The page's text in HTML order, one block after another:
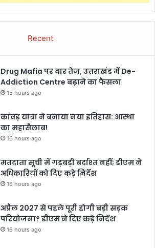
Recent
Drug Mafia पर वार तेज, उत्तराखंड में De-
Addiction Centre बढ़ाने का फैसला
15 hours ago
कांवड़ यात्रा ने बनाया नया इतिहास: आस्था
का महासैलाब!
16 hours ago
मतदाता सूची में गड़बड़ी बर्दाश्त नहीं; डीएम ने
अधिकारियों को दिए कड़े निर्देश
16 hours ago
अप्रैल 2027 से पहले पूरी होगी बड़ी सड़क
परियोजना? डीएम ने दिए कड़े निर्देश
16 hours ago